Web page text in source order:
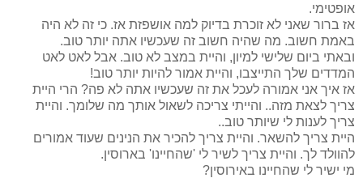
אופטימי.
אז ברור שאני לא זוכרת בדיוק למה אושפזת אז. כי זה לא היה
באמת חשוב. מה שהיה חשוב זה שעכשיו אתה יותר טוב.
ובאתי ביום שלישי למיון, והיית במצב לא טוב. אבל לאט לאט
המדדים שלך התייצבו, והיית אמור להיות יותר טוב!
אז איך אני אמורה לעכל את זה שעכשיו אתה לא פה? הרי היית
צריך לצאת מזה.. והייתי צריכה לשאול אותך מה שלומך. והיית
צריך לענות לי שיותר טוב..
היית צריך להשאר. והיית צריך להכיר את הנינים שעוד אמורים
להוולד לך. והיית צריך לשיר לי 'שהחיינו' בארוסין.
מי ישיר לי שהחיינו באירוסין?